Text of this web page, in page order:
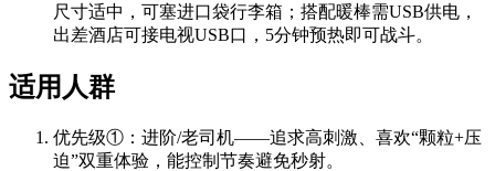
尺寸适中，可塞进口袋行李箱；搭配暖棒需USB供电，
出差酒店可接电视USB口，5分钟预热即可战斗。
适用人群
优先级①：进阶/老司机——追求高刺激、喜欢“颗粒+压
迫”双重体验，能控制节奏避免秒射。